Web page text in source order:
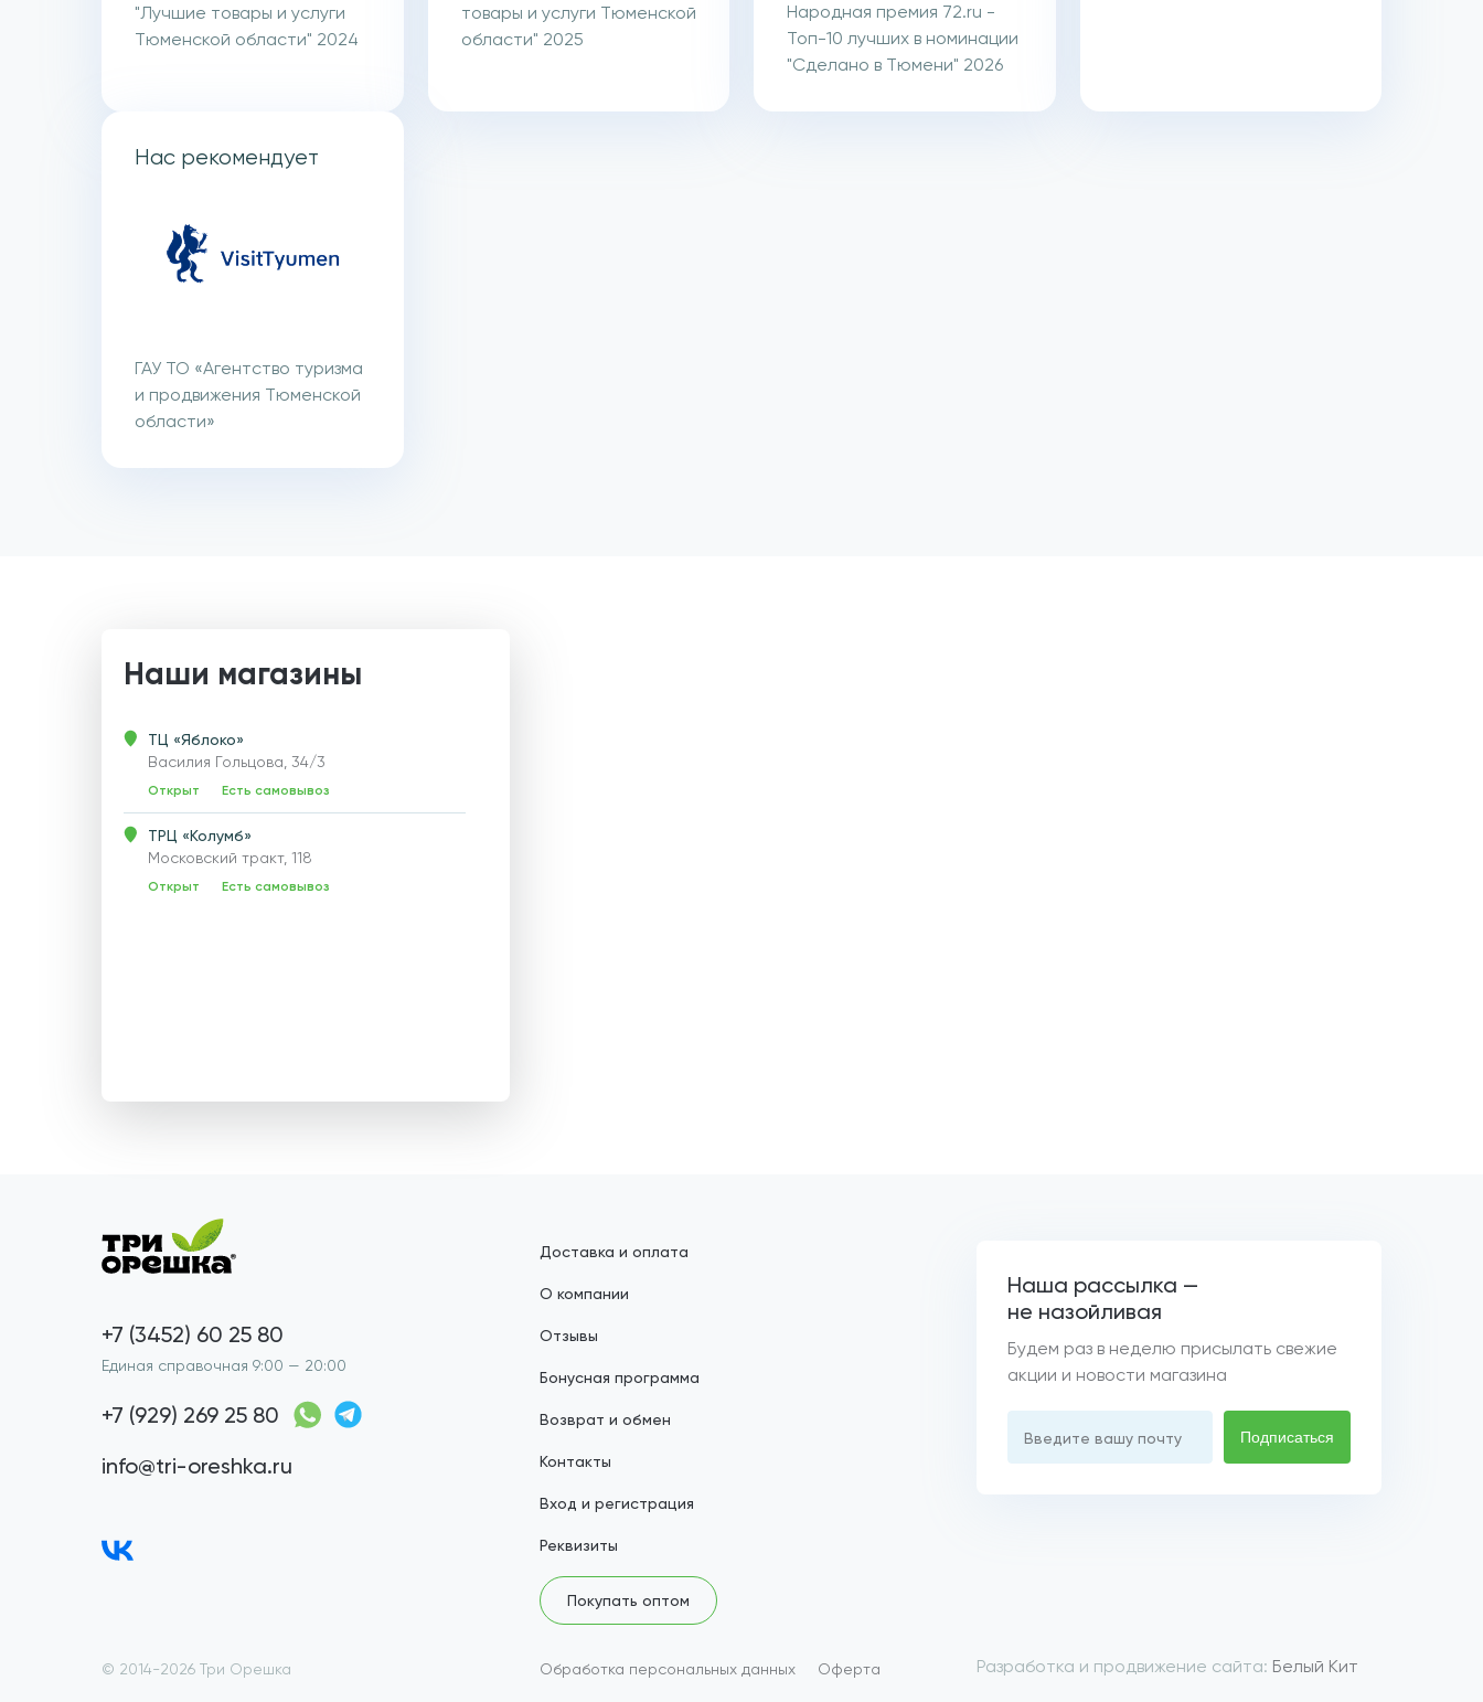
"Лучшие товары и услуги
Тюменской области" 2024
товары и услуги Тюменской
области" 2025
Народная премия 72.ru -
Топ-10 лучших в номинации
"Сделано в Тюмени" 2026
Нас рекомендует
ГАУ ТО «Агентство туризма
и продвижения Тюменской
области»
Наши магазины
ТЦ «Яблоко»
Василия Гольцова, 34/3
Открыт Есть самовывоз
ТРЦ «Колумб»
Московский тракт, 118
Открыт Есть самовывоз
+7 (3452) 60 25 80
Единая справочная 9:00 — 20:00
+7 (929) 269 25 80
info@tri-oreshka.ru
Доставка и оплата
О компании
Отзывы
Бонусная программа
Возврат и обмен
Контакты
Вход и регистрация
Реквизиты
Покупать оптом
Наша рассылка —
не назойливая
Будем раз в неделю присылать свежие
акции и новости магазина
Введите вашу почту Подписаться
© 2014-2026 Три Орешка Обработка персональных данных Оферта Разработка и продвижение сайта: Белый Кит